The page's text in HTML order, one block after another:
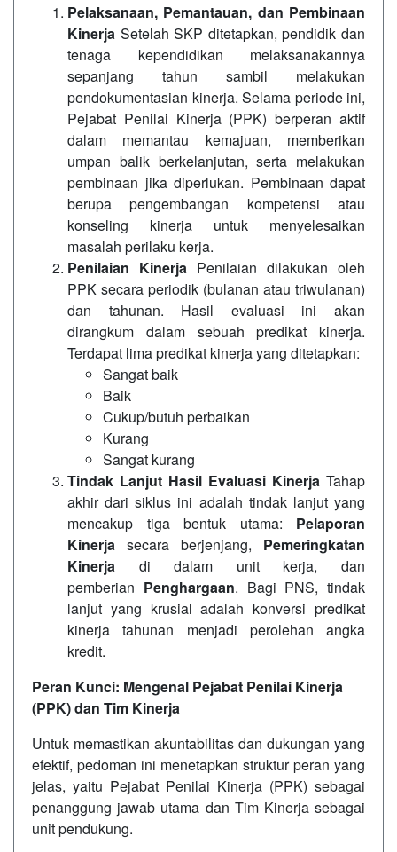
Pelaksanaan, Pemantauan, dan Pembinaan
Kinerja Setelah SKP ditetapkan, pendidik dan
tenaga kependidikan melaksanakannya
sepanjang tahun sambil melakukan
pendokumentasian kinerja. Selama periode ini,
Pejabat Penilai Kinerja (PPK) berperan aktif
dalam memantau kemajuan, memberikan
umpan balik berkelanjutan, serta melakukan
pembinaan jika diperlukan. Pembinaan dapat
berupa pengembangan kompetensi atau
konseling kinerja untuk menyelesaikan
masalah perilaku kerja.
Penilaian Kinerja Penilaian dilakukan oleh
PPK secara periodik (bulanan atau triwulanan)
dan tahunan. Hasil evaluasi ini akan
dirangkum dalam sebuah predikat kinerja.
Terdapat lima predikat kinerja yang ditetapkan:
Sangat baik
Baik
Cukup/butuh perbaikan
Kurang
Sangat kurang
Tindak Lanjut Hasil Evaluasi Kinerja Tahap
akhir dari siklus ini adalah tindak lanjut yang
mencakup tiga bentuk utama: Pelaporan
Kinerja secara berjenjang, Pemeringkatan
Kinerja di dalam unit kerja, dan
pemberian Penghargaan. Bagi PNS, tindak
lanjut yang krusial adalah konversi predikat
kinerja tahunan menjadi perolehan angka
kredit.
Peran Kunci: Mengenal Pejabat Penilai Kinerja
(PPK) dan Tim Kinerja
Untuk memastikan akuntabilitas dan dukungan yang
efektif, pedoman ini menetapkan struktur peran yang
jelas, yaitu Pejabat Penilai Kinerja (PPK) sebagai
penanggung jawab utama dan Tim Kinerja sebagai
unit pendukung.